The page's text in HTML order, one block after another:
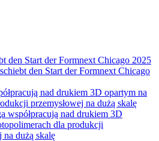
den Start der Formnext Chicago
współpracują nad drukiem 3D
dla produkcji
na dużą skalę